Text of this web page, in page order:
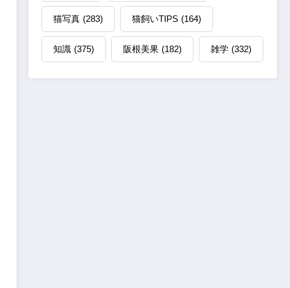
猫写真 (283) 猫飼いTIPS (164)
知識 (375) 阪根美果 (182) 雑学 (332)